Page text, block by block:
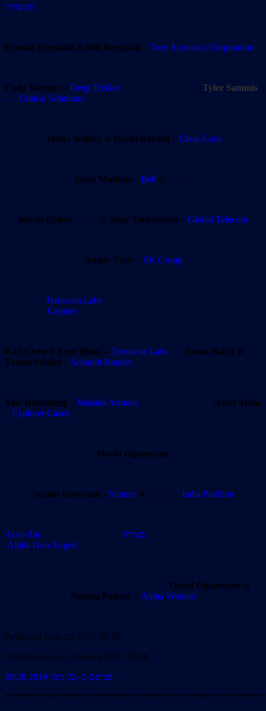
תקשורת
Brooke Bergiadis & Bill Bergiadis – Troy Acoustics Corporation
Cody Warner – Deep Trekker Tyler Sammis
– Critical Solutions
James Wiihey& David Bartiell – Clear-Com
Steve Mathias– Bell & … ….
Keren Etslon, … … & Shay Tsukerman – Global Telecom
Nadav Tzur– SK Group
Terrascan Labs
Capture
Ran Chen & Erez Biton – Terrascan Labs Jonas Holler &
Tomas Pehlke – Schmidt-Bender
Yair Rosenberg – Masada Armour
Assaf Attias
– Explorer Cases
David Oganesyan
Susmit Goswami – Sconce& … … – India Pavilion
Accu-Tac מצודה
Alpha Gun Angels
David Oganesyan &
Natalia Fadeev – Alpha Woman
Published June 22, 2019 20:28
Опубликовано 22 июня 2019 20:28
פורסם ב -22 ביוני 2019 20:28